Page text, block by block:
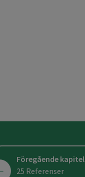
Föregående kapitel
25 Referenser